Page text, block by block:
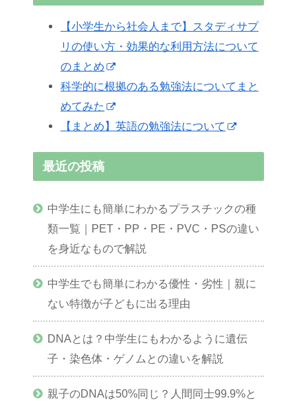
【小学生から社会人まで】スタディサプ
リの使い方・効果的な利用方法について
のまとめ
科学的に根拠のある勉強法についてまと
めてみた
【まとめ】英語の勉強法について
最近の投稿
中学生にも簡単にわかるプラスチックの種
類一覧｜PET・PP・PE・PVC・PSの違い
を身近なもので解説
中学生でも簡単にわかる優性・劣性｜親に
ない特徴が子どもに出る理由
DNAとは？中学生にもわかるように遺伝
子・染色体・ゲノムとの違いを解説
親子のDNAは50%同じ？人間同士99.9%と